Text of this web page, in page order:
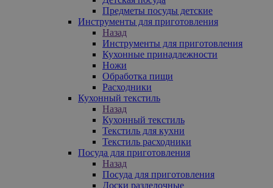
Предметы посуды детские
Инструменты для приготовления
Назад
Инструменты для приготовления
Кухонные принадлежности
Ножи
Обработка пищи
Расходники
Кухонный текстиль
Назад
Кухонный текстиль
Текстиль для кухни
Текстиль расходники
Посуда для приготовления
Назад
Посуда для приготовления
Доски разделочные